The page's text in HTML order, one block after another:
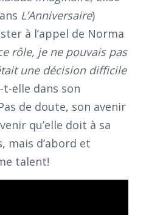
L’Anniversaire)
à l’appel de Norma
rôle, je ne pouvais pas
une décision difficile
t-elle dans son
de doute, son avenir
qu’elle doit à sa
mais d’abord et
talent!